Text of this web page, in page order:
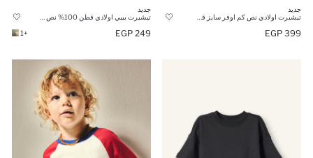
جديد
399 EGP
جديد
249 EGP
+1